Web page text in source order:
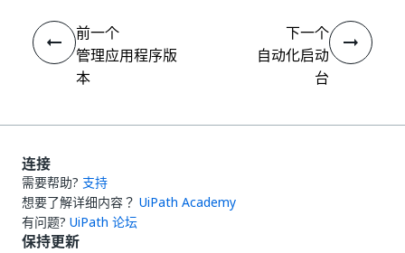
前一个
管理应用程序版
本
下一个
自动化启动
台
连接
需要帮助? 支持
想要了解详细内容？ UiPath Academy
有问题? UiPath 论坛
保持更新